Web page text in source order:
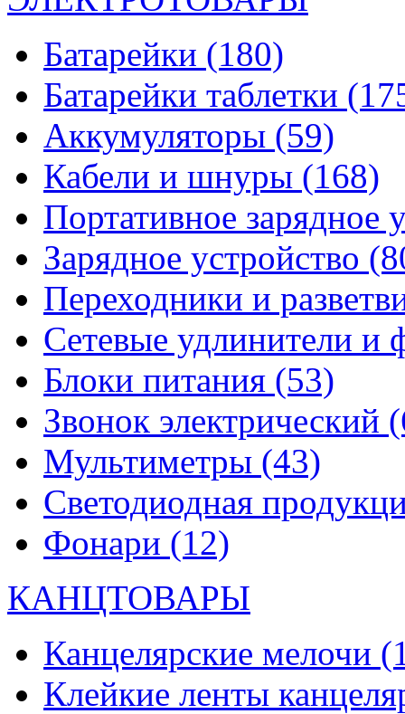
Батарейки (180)
Батарейки таблетки
Аккумуляторы (59)
Кабели и шнуры (168)
Портативное зарядное
Зарядное устройство
Переходники и
Сетевые удлинители и
Блоки питания (53)
Звонок электрический
Мультиметры (43)
Светодиодная
Фонари (12)
КАНЦТОВАРЫ
Канцелярские мелочи
Клейкие ленты